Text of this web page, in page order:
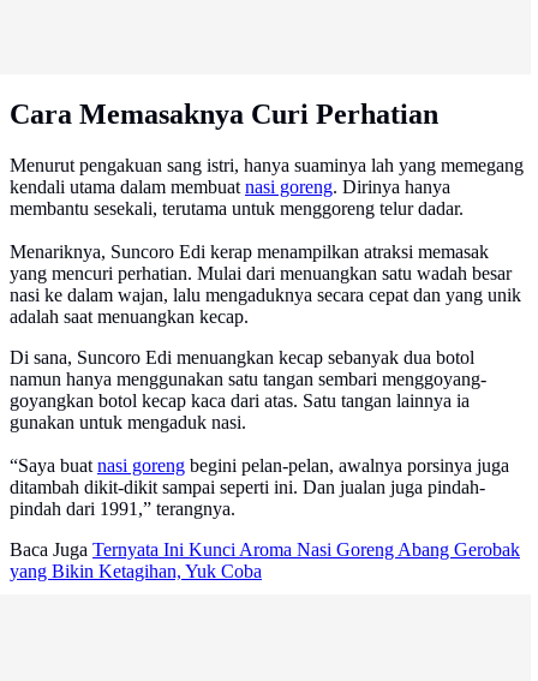
Cara Memasaknya Curi Perhatian
Menurut pengakuan sang istri, hanya suaminya lah yang memegang
kendali utama dalam membuat nasi goreng. Dirinya hanya
membantu sesekali, terutama untuk menggoreng telur dadar.
Menariknya, Suncoro Edi kerap menampilkan atraksi memasak
yang mencuri perhatian. Mulai dari menuangkan satu wadah besar
nasi ke dalam wajan, lalu mengaduknya secara cepat dan yang unik
adalah saat menuangkan kecap.
Di sana, Suncoro Edi menuangkan kecap sebanyak dua botol
namun hanya menggunakan satu tangan sembari menggoyang-
goyangkan botol kecap kaca dari atas. Satu tangan lainnya ia
gunakan untuk mengaduk nasi.
“Saya buat nasi goreng begini pelan-pelan, awalnya porsinya juga
ditambah dikit-dikit sampai seperti ini. Dan jualan juga pindah-
pindah dari 1991,” terangnya.
Baca Juga Ternyata Ini Kunci Aroma Nasi Goreng Abang Gerobak
yang Bikin Ketagihan, Yuk Coba